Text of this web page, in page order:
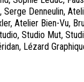
Serge Denneulin,
Atelier Bien-Vu,
Studio Mut,
Lézard